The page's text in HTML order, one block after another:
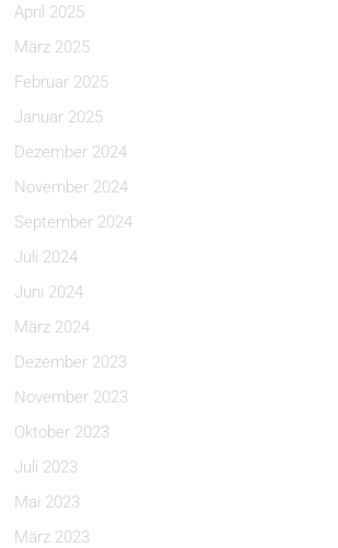
April 2025
März 2025
Februar 2025
Januar 2025
Dezember 2024
November 2024
September 2024
Juli 2024
Juni 2024
März 2024
Dezember 2023
November 2023
Oktober 2023
Juli 2023
Mai 2023
März 2023